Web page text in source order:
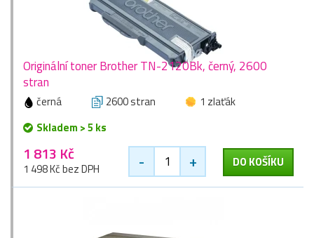
Originální toner Brother TN-2120Bk, černý, 2600
stran
černá 2600 stran
1 zlaťák
Skladem > 5 ks
1 813 Kč
1 498 Kč bez DPH - + DO KOŠÍKU